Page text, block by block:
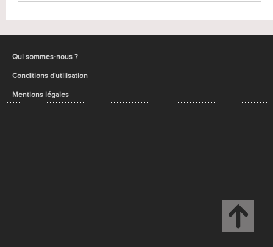
Qui sommes-nous ?
Conditions d'utilisation
Mentions légales